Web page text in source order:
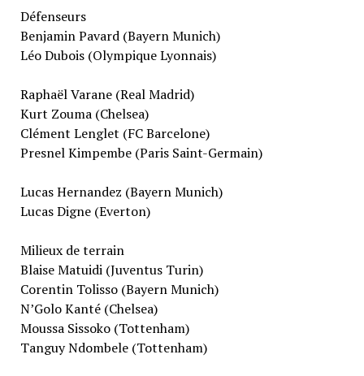
Défenseurs
Benjamin Pavard (Bayern Munich)
Léo Dubois (Olympique Lyonnais)
Raphaël Varane (Real Madrid)
Kurt Zouma (Chelsea)
Clément Lenglet (FC Barcelone)
Presnel Kimpembe (Paris Saint-Germain)
Lucas Hernandez (Bayern Munich)
Lucas Digne (Everton)
Milieux de terrain
Blaise Matuidi (Juventus Turin)
Corentin Tolisso (Bayern Munich)
N’Golo Kanté (Chelsea)
Moussa Sissoko (Tottenham)
Tanguy Ndombele (Tottenham)